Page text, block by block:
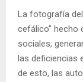
La fotografía
cefálico” hecho
sociales,
las deficiencias
de esto, las